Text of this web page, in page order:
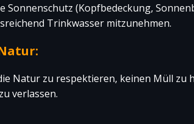
Sonnenschutz (Kopfbedeckung,
Trinkwasser mitzunehmen.
Natur zu respektieren, keinen Müll zu
verlassen.